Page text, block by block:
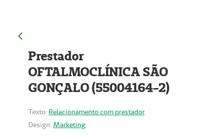
Prestador
OFTALMOCLÍNICA SÃO
GONÇALO (55004164-2)
Texto: Relacionamento com prestador
Design: Marketing